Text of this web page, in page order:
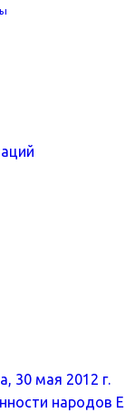
30 мая 2012 г.
народов